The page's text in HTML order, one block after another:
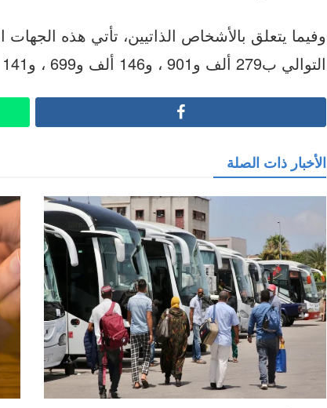
وفيما يتعلق بالأشخاص الذاتيين، تأتي هذه
التوالي ب279 ألف و901 ، و146 ألف و699 ، و141 ألف و907.
الأخبار ذات الصلة